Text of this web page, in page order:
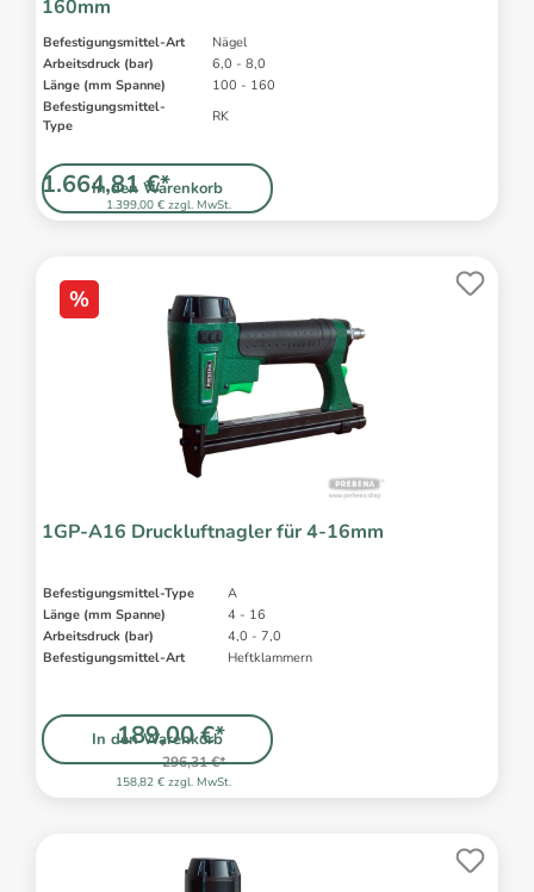
160mm
Befestigungsmittel-Art
Nägel
Arbeitsdruck (bar)
6,0 - 8,0
Länge (mm Spanne)
100 - 160
Befestigungsmittel-
Type
RK
In den Warenkorb
1.399,00 € zzgl. MwSt.
1.664,81 €*
%
1GP-A16 Druckluftnagler für 4-16mm
Befestigungsmittel-Type
A
Länge (mm Spanne)
4 - 16
Arbeitsdruck (bar)
4,0 - 7,0
Befestigungsmittel-Art
Heftklammern
In den Warenkorb
158,82 € zzgl. MwSt.
189,00 €*
296,31 €*